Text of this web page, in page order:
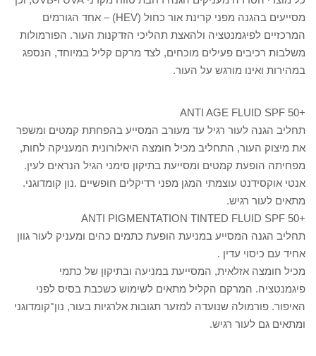
מסייעים בהגנה מפני קרינת אור כחול (HEV) – אחד הגורמים
המרכזיים לפיגמנטציה ולהאצת תהליכי הזדקנות העור. הפורמולות
משלבות רכיבים פעילים מוכחים, לצד מרקם קליל במיוחד, הנספג
במהירות ואינו מורגש על העור.
+ANTI AGE FLUID SPF 50
תחליב הגנה לעור רגיל עד מעורב המסייע בהפחתת קמטים ומשפר
את מיצוק העור, התחליב מכיל חומצה היאלורונית המעניקה לחות,
מפחיתה הופעת קמטים ומסייעת בתיקון סימני הגיל הנראים לעין.
אנטי אוקסידנט עוצמתי המגן מפני רדיקלים חופשיים .נון קומדוגני.
מתאים לעור רגיש.
+ANTI PIGMENTATION TINTED FLUID SPF 50
תחליב הגנה המסייע במניעת הופעת כתמים כהים ומעניק לעור גוון
אחיד עם כיסוי עדין .
מכיל חומצה אזלאית, המסייעת במניעה ובתיקון של כתמי
פיגמנטציה. המרקם הקליל מתאים לשימוש כשכבת בסיס לפני
האיפור. פורמולה שנועדה למזער תגובות אלרגיות בעור, נון־קומדוגני
ומתאים גם לעור רגיש.